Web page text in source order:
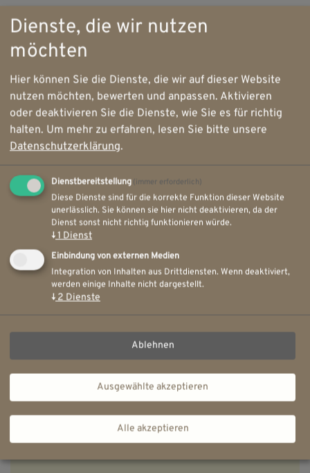
GESCHÄFTSFÜHRER
Sven Klingebiel
Dienste, die wir nutzen
möchten
Hier können Sie die Dienste, die wir auf dieser Website
nutzen möchten, bewerten und anpassen. Aktivieren
oder deaktivieren Sie die Dienste, wie Sie es für richtig
halten. Um mehr zu erfahren, lesen Sie bitte unsere
Datenschutzerklärung.
Dienstbereitstellung (immer erforderlich)
Diese Dienste sind für die korrekte Funktion dieser Website
unerlässlich. Sie können sie hier nicht deaktivieren, da der
Dienst sonst nicht richtig funktionieren würde.
↓1 Dienst
Einbindung von externen Medien
Integration von Inhalten aus Drittdiensten. Wenn deaktiviert,
werden einige Inhalte nicht dargestellt.
↓2Dienste
Ablehnen
Ausgewählte akzeptieren
Alle akzeptieren